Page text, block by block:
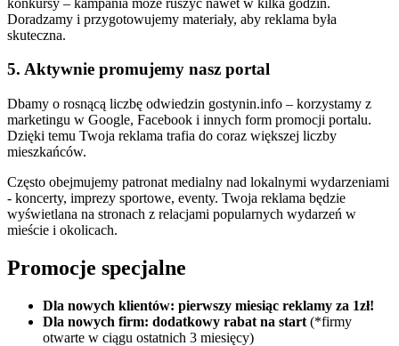
Doradzamy i przygotowujemy materiały, aby reklama była
skuteczna.
5. Aktywnie promujemy nasz portal
Dbamy o rosnącą liczbę odwiedzin gostynin.info – korzystamy z
marketingu w Google, Facebook i innych form promocji portalu.
Dzięki temu Twoja reklama trafia do coraz większej liczby
mieszkańców.
Często obejmujemy patronat medialny nad lokalnymi wydarzeniami
- koncerty, imprezy sportowe, eventy. Twoja reklama będzie
wyświetlana na stronach z relacjami popularnych wydarzeń w
mieście i okolicach.
Promocje specjalne
Dla nowych klientów: pierwszy miesiąc reklamy za 1zł!
Dla nowych firm: dodatkowy rabat na start (*firmy
otwarte w ciągu ostatnich 3 miesięcy)